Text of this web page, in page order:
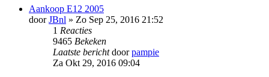
Aankoop E12 2005
doorJBnl » Zo Sep 25, 2016 21:52
1 Reacties
9465 Bekeken
Laatste berichtdoorpampie
Za Okt 29, 2016 09:04